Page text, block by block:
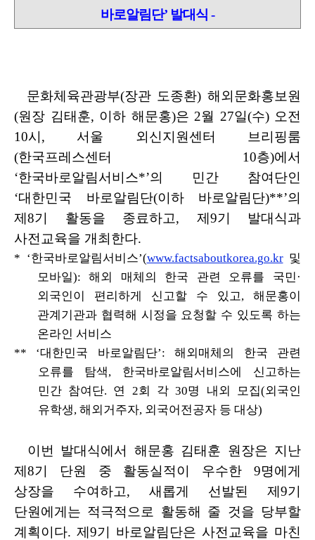
바로알림단’ 발대식 -
문화체육관광부(장관 도종환) 해외문화홍보원
(원장 김태훈, 이하 해문홍)은 2월 27일(수) 오전
10시 , 서울 외신지원센터 브리핑룸
(한국프레스센터 10층)에서
‘한국바로알림서비스*’의 민간 참여단인
‘대한민국 바로알림단(이하 바로알림단)**’의
제 8기 활동을 종료하고, 제 9기 발대식과
사전교육을 개최한다.
* ‘한국바로알림서비스’(www.factsaboutkorea.go.kr 및
모바일):해외 매체의 한국 관련 오류를 국민 ·
외국인이 편리하게 신고할 수 있고, 해문홍이
관계기관과 협력해 시정을 요청할 수 있도록 하는
온라인 서비스
** ‘대한민국 바로알림단’:해외매체의 한국 관련
오류를 탐색, 한국바로알림서비스에 신고하는
민간 참여단. 연 2회 각30명 내외 모집(외국인
유학생, 해외거주자, 외국어전공자 등 대상)
이번 발대식에서 해문홍 김태훈 원장은 지난
제 8기 단원 중 활동실적이 우수한9명에게
상장을 수여하고, 새롭게 선발된 제 9기
단원에게는 적극적으로 활동해 줄 것을 당부할
계획이다. 제 9기 바로알림단은 사전교육을 마친